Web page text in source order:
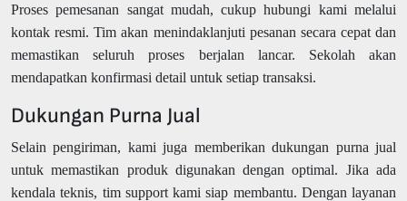
Proses pemesanan sangat mudah, cukup hubungi kami melalui
kontak resmi. Tim akan menindaklanjuti pesanan secara cepat dan
memastikan seluruh proses berjalan lancar. Sekolah akan
mendapatkan konfirmasi detail untuk setiap transaksi.
Dukungan Purna Jual
Selain pengiriman, kami juga memberikan dukungan purna jual
untuk memastikan produk digunakan dengan optimal. Jika ada
kendala teknis, tim support kami siap membantu. Dengan layanan